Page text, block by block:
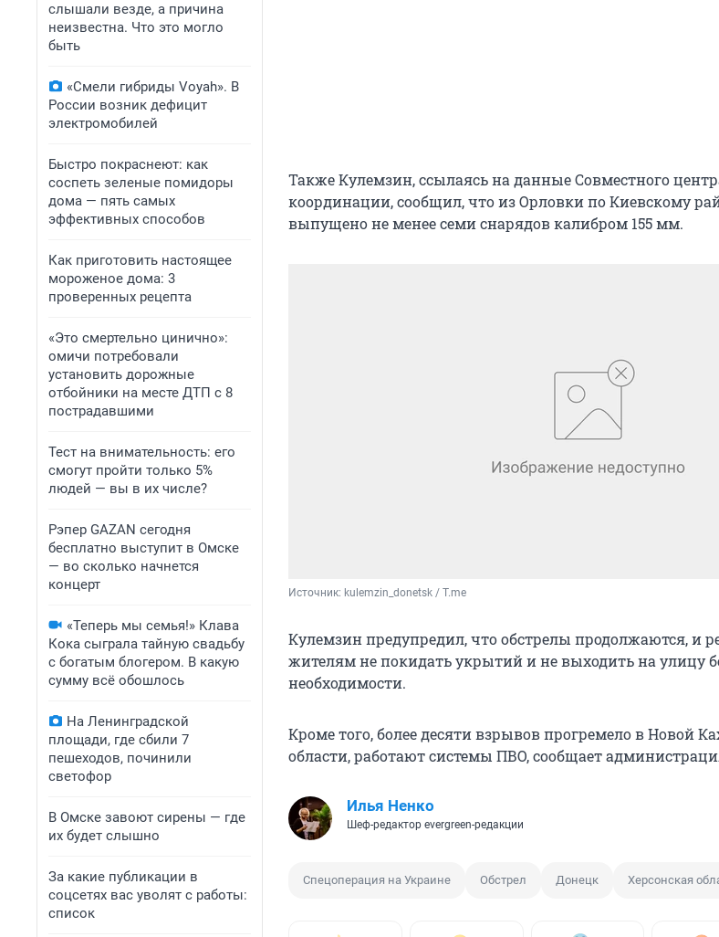
слышали везде, а причина
неизвестна. Что это могло
быть
«Смели гибриды Voyah». В
России возник дефицит
электромобилей
Быстро покраснеют: как
соспеть зеленые помидоры
дома — пять самых
эффективных способов
Как приготовить настоящее
мороженое дома: 3
проверенных рецепта
«Это смертельно цинично»:
омичи потребовали
установить дорожные
отбойники на месте ДТП с 8
пострадавшими
Тест на внимательность: его
смогут пройти только 5%
людей — вы в их числе?
Рэпер GAZAN сегодня
бесплатно выступит в Омске
— во сколько начнется
концерт
«Теперь мы семья!» Клава
Кока сыграла тайную свадьбу
с богатым блогером. В какую
сумму всё обошлось
На Ленинградской
площади, где сбили 7
пешеходов, починили
светофор
В Омске завоют сирены — где
их будет слышно
За какие публикации в
соцсетях вас уволят с работы:
список
Также Кулемзин, ссылаясь на данные Совместного
координации, сообщил, что из Орловки по Киевскому
выпущено не менее семи снарядов калибром 155 мм.
Источник: kulemzin_donetsk / T.me
Кулемзин предупредил, что обстрелы продолжаются, и
жителям не покидать укрытий и не выходить на улицу
необходимости.
Кроме того, более десяти взрывов прогремело в Новой
области, работают системы ПВО, сообщает
Илья Ненко
Шеф-редактор evergreen-редакции
Спецоперация на Украине Обстрел Донецк Херсонская